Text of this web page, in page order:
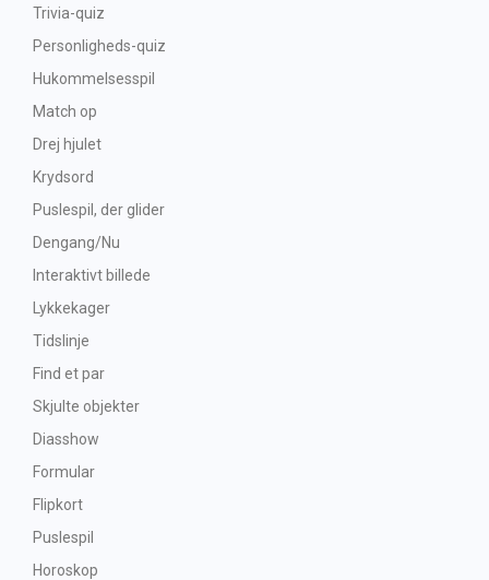
Trivia-quiz
Personligheds-quiz
Hukommelsesspil
Match op
Drej hjulet
Krydsord
Puslespil, der glider
Dengang/Nu
Interaktivt billede
Lykkekager
Tidslinje
Find et par
Skjulte objekter
Diasshow
Formular
Flipkort
Puslespil
Horoskop